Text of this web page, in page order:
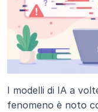
I modelli di IA a
fenomeno è noto